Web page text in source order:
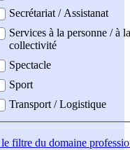
Secrétariat / Assistanat
Services à la personne / à la
collectivité
Spectacle
Sport
Transport / Logistique
filtre du domaine